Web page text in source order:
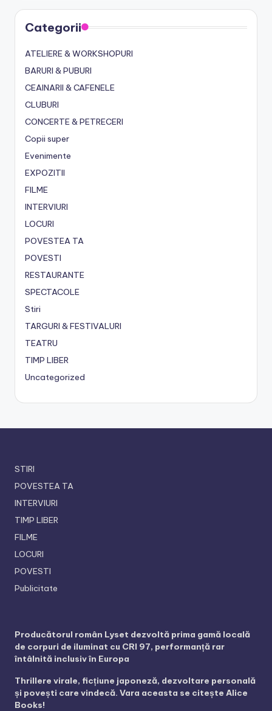
Categorii
ATELIERE & WORKSHOPURI
BARURI & PUBURI
CEAINARII & CAFENELE
CLUBURI
CONCERTE & PETRECERI
Copii super
Evenimente
EXPOZITII
FILME
INTERVIURI
LOCURI
POVESTEA TA
POVESTI
RESTAURANTE
SPECTACOLE
Stiri
TARGURI & FESTIVALURI
TEATRU
TIMP LIBER
Uncategorized
STIRI
POVESTEA TA
INTERVIURI
TIMP LIBER
FILME
LOCURI
POVESTI
Publicitate
Producătorul român Lyset dezvoltă prima gamă locală
de corpuri de iluminat cu CRI 97, performanță rar
întâlnită inclusiv în Europa
Thrillere virale, ficțiune japoneză, dezvoltare personală
și povești care vindecă. Vara aceasta se citește Alice
Books!